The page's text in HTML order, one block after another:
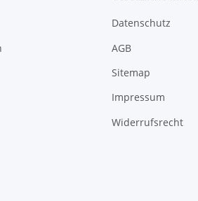
Datenschutz
AGB
Sitemap
Impressum
Widerrufsrecht